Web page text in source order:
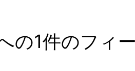
の1件のフィ